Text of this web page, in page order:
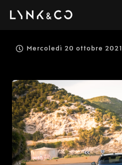
Mercoledì 20 ottobre